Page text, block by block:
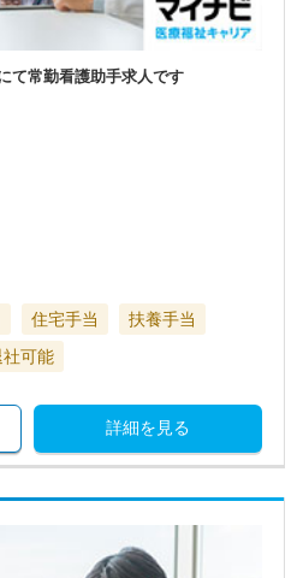
て常勤看護助手求人です
住宅手当
扶養手当
可能
詳細を見る